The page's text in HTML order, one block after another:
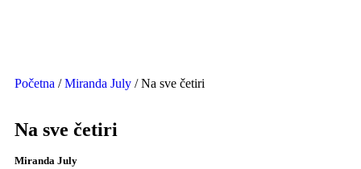
Početna /Miranda July / Na sve četiri
Na sve četiri
Miranda July